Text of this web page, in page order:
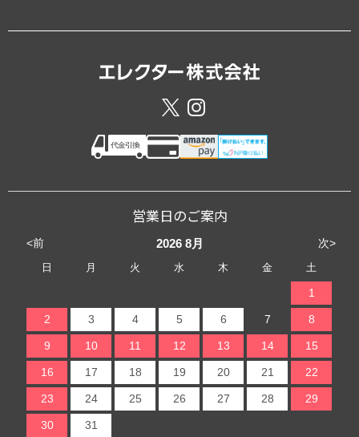
営業日のご案内
<前 次>
2026 8月
日 月 火 水 木 金 土
1
2 3 4 5 6 7 8
9 10 11 12 13 14 15
16 17 18 19 20 21 22
23 24 25 26 27 28 29
30 31